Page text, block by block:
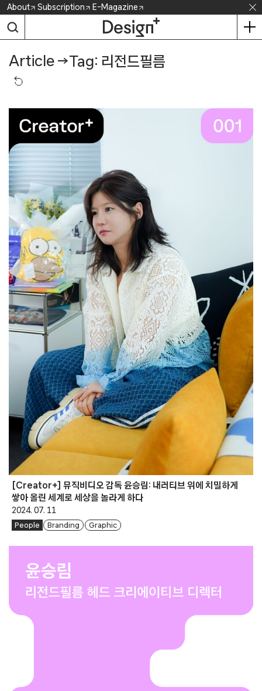
Skip
content
About Subscription E-Magazine
Article →Tag: 리전드필름
[Creator+] 뮤직비디오 감독 윤승림: 내러티브 위에 치밀하게
쌓아 올린 세계로 세상을 놀라게 하다
2024. 07. 11
People Branding Graphic